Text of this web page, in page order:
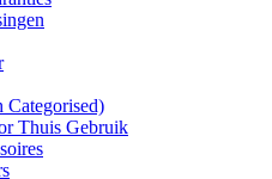
Categorised)
Thuis Gebruik